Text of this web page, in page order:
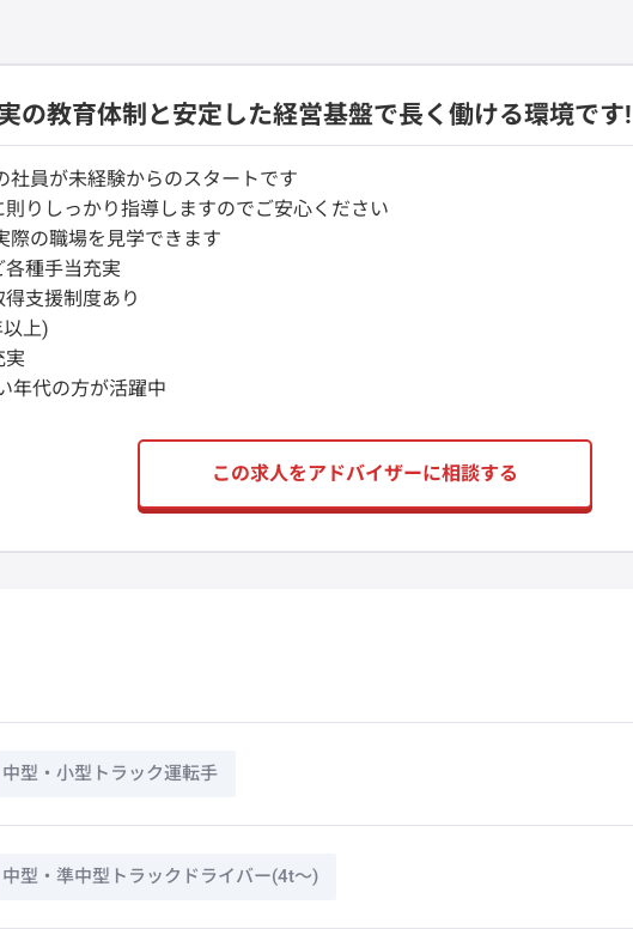
の教育体制と安定した経営基盤で長く働ける環境です!
社員が未経験からのスタートです
則りしっかり指導しますのでご安心ください
際の職場を見学できます
各種手当充実
支援制度あり
上)
実
年代の方が活躍中
この求人をアドバイザーに相談する
中型・小型トラック運転手
中型・準中型トラックドライバー(4t～)